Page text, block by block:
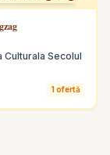
Culturala Secolul
1 ofertă